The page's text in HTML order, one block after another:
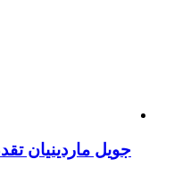
جويل ماردينيان